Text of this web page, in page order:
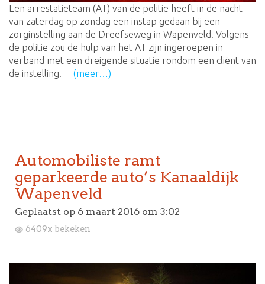
Een arrestatieteam (AT) van de politie heeft in de nacht
van zaterdag op zondag een instap gedaan bij een
zorginstelling aan de Dreefseweg in Wapenveld. Volgens
de politie zou de hulp van het AT zijn ingeroepen in
verband met een dreigende situatie rondom een cliënt van
de instelling. (meer…)
Automobiliste ramt
geparkeerde auto’s Kanaaldijk
Wapenveld
Geplaatst op 6 maart 2016 om 3:02
6409x bekeken